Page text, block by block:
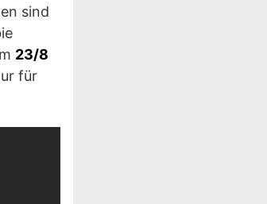
sind
23/8
für